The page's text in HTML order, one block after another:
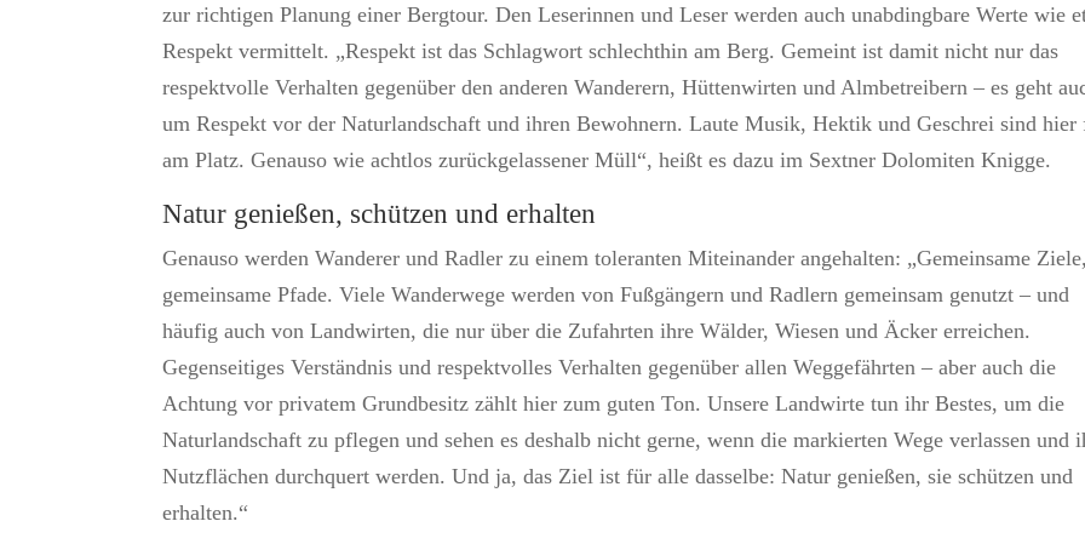
zur richtigen Planung einer Bergtour. Den Leserinnen und Leser werden auch unabdingbare Werte wie
Respekt vermittelt. „Respekt ist das Schlagwort schlechthin am Berg. Gemeint ist damit nicht nur das
respektvolle Verhalten gegenüber den anderen Wanderern, Hüttenwirten und Almbetreibern – es geht
um Respekt vor der Naturlandschaft und ihren Bewohnern. Laute Musik, Hektik und Geschrei sind hier
am Platz. Genauso wie achtlos zurückgelassener Müll“, heißt es dazu im Sextner Dolomiten Knigge.
Natur genießen, schützen und erhalten
Genauso werden Wanderer und Radler zu einem toleranten Miteinander angehalten: „Gemeinsame
gemeinsame Pfade. Viele Wanderwege werden von Fußgängern und Radlern gemeinsam genutzt – und
häufig auch von Landwirten, die nur über die Zufahrten ihre Wälder, Wiesen und Äcker erreichen.
Gegenseitiges Verständnis und respektvolles Verhalten gegenüber allen Weggefährten – aber auch die
Achtung vor privatem Grundbesitz zählt hier zum guten Ton. Unsere Landwirte tun ihr Bestes, um die
Naturlandschaft zu pflegen und sehen es deshalb nicht gerne, wenn die markierten Wege verlassen und
Nutzflächen durchquert werden. Und ja, das Ziel ist für alle dasselbe: Natur genießen, sie schützen und
erhalten.“